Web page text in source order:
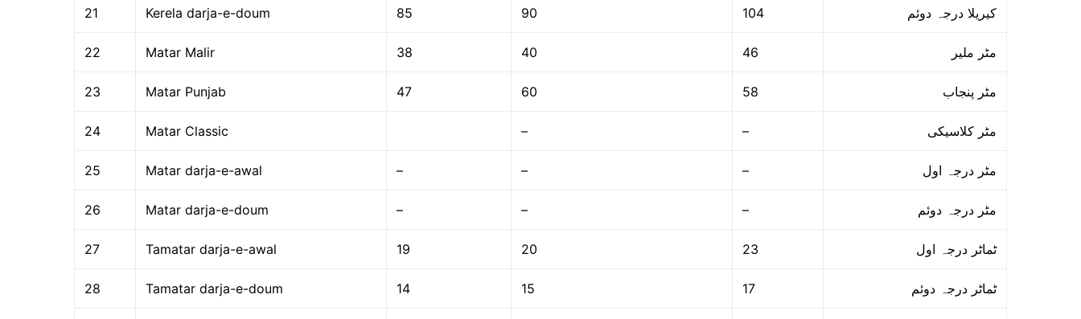
21 Kerela darja-e-doum 85 90 104 کیریلا درجہ دوئم
22 Matar Malir 38 40 46 مٹر ملیر
23 Matar Punjab 47 60 58 مٹر پنجاب
24 Matar Classic – – مٹر کلاسیکی
25 Matar darja-e-awal – – – مٹر درجہ اول
26 Matar darja-e-doum – – – مٹر درجہ دوئم
27 Tamatar darja-e-awal 19 20 23 ٹماٹر درجہ اول
28 Tamatar darja-e-doum 14 15 17 ٹماٹر درجہ دوئم